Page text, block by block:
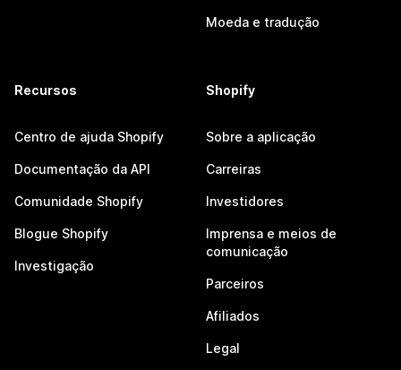
Moeda e tradução
Recursos
Centro de ajuda Shopify
Documentação da API
Comunidade Shopify
Blogue Shopify
Investigação
Shopify
Sobre a aplicação
Carreiras
Investidores
Imprensa e meios de
comunicação
Parceiros
Afiliados
Legal